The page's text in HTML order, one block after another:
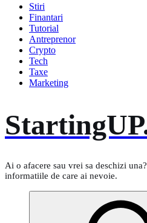
Stiri
Finantari
Tutorial
Antreprenor
Crypto
Tech
Taxe
Marketing
Ai o afacere sau vrei sa deschizi
informatiile de care ai nevoie.